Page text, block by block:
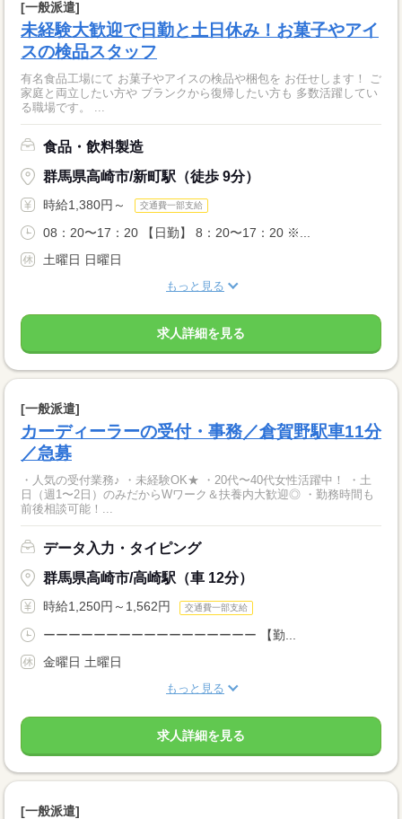
[一般派遣]
未経験大歓迎で日勤と土日休み！お菓子やアイ
スの検品スタッフ
有名食品工場にて お菓子やアイスの検品や梱包を お任せします！ ご
家庭と両立したい方や ブランクから復帰したい方も 多数活躍してい
食品・飲料製造
群馬県高崎市/新町駅（徒歩 9分）
時給1,380円～ 交通費一部支給
08：20〜17：20 【日勤】 8：20〜17：20 ※...
土曜日 日曜日
もっと見る
求人詳細を見る
[一般派遣]
カーディーラーの受付・事務／倉賀野駅車11分
／急募
・人気の受付業務♪ ・未経験OK★ ・20代〜40代女性活躍中！ ・土
日（週1〜2日）のみだからWワーク＆扶養内大歓迎◎ ・勤務時間も
前後相談可能！...
データ入力・タイピング
群馬県高崎市/高崎駅（車 12分）
時給1,250円～1,562円 交通費一部支給
ーーーーーーーーーーーーーーーーー 【勤...
金曜日 土曜日
もっと見る
求人詳細を見る
[一般派遣]